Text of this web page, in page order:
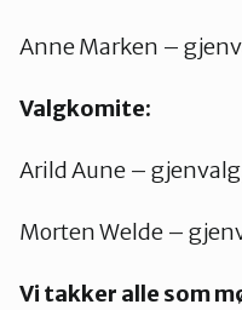
Anne Marken –
Valgkomite:
Arild Aune –
Morten Welde –
Vi takker alle som